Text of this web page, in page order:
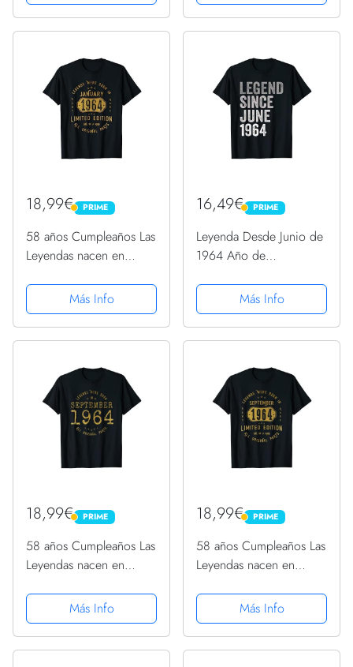
18,99€ PRIME
PRIME
58 años Cumpleaños Las
Leyendas nacen en
Más Info
16,49€ PRIME
PRIME
Leyenda Desde Junio de
1964 Año de
Más Info
18,99€ PRIME
PRIME
58 años Cumpleaños Las
Leyendas nacen en
CamisetaMás Info
18,99€ PRIME
PRIME
58 años Cumpleaños Las
Leyendas nacen en
CamisetaMás Info